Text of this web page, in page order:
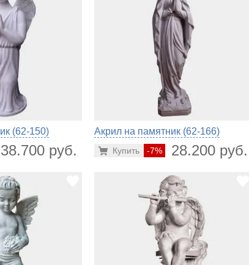
(62-150)
38.700 руб.
Акрил на памятник (62-166)
-7% 28.200 руб.
Купить